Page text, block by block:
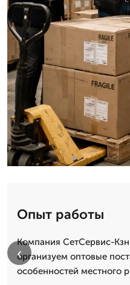
Опыт работы
Компания СетСервис-
организуем оптовые
особенностей местного
‹